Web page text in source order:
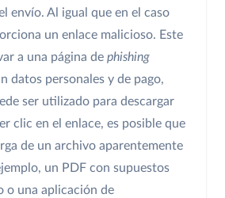
envío. Al igual que en el caso
un enlace malicioso. Este
a una página de phishing
datos personales y de pago,
ser utilizado para descargar
clic en el enlace, es posible que
de un archivo aparentemente
un PDF con supuestos
o una aplicación de